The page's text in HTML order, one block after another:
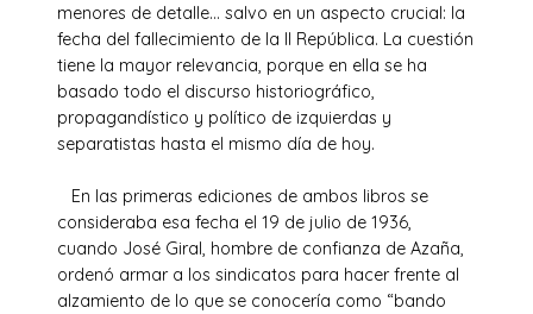
menores de detalle… salvo en un aspecto crucial: la
fecha del fallecimiento de la II República. La cuestión
tiene la mayor relevancia, porque en ella se ha
basado todo el discurso historiográfico,
propagandístico y político de izquierdas y
separatistas hasta el mismo día de hoy.
En las primeras ediciones de ambos libros se
consideraba esa fecha el 19 de julio de 1936,
cuando José Giral, hombre de confianza de Azaña,
ordenó armar a los sindicatos para hacer frente al
alzamiento de lo que se conocería como “bando